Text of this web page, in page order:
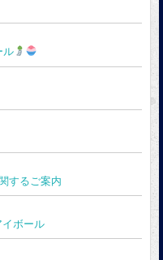
ル
するご案内
イボール